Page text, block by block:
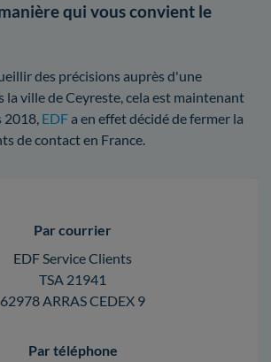
qui vous convient le
des précisions auprès d'une
la ville de Ceyreste, cela est maintenant
2018, EDFa en effet décidé de fermer la
de contact en France.
Par courrier
EDF Service Clients
TSA 21941
62978 ARRAS CEDEX 9
Par téléphone